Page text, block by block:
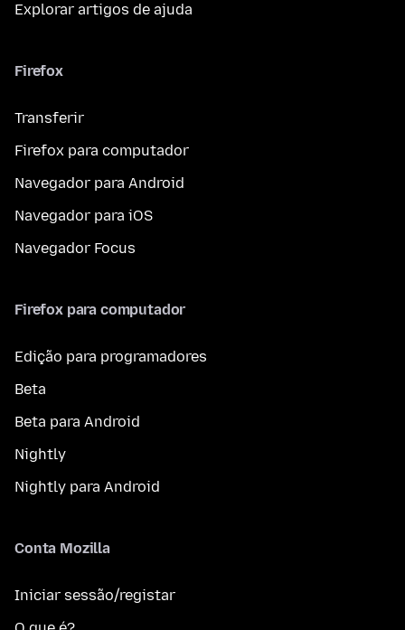
Explorar artigos de ajuda
Firefox
Transferir
Firefox para computador
Navegador para Android
Navegador para iOS
Navegador Focus
Firefox para computador
Edição para programadores
Beta
Beta para Android
Nightly
Nightly para Android
Conta Mozilla
Iniciar sessão/registar